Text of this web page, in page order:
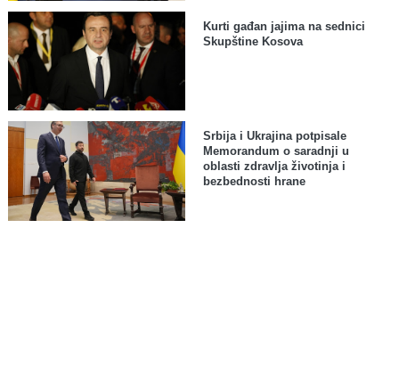
Kurti gađan jajima na sednici
Skupštine Kosova
Srbija i Ukrajina potpisale
Memorandum o saradnji u
oblasti zdravlja životinja i
bezbednosti hrane